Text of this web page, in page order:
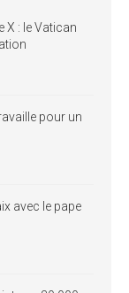
X : le Vatican
pour un
avec le pape